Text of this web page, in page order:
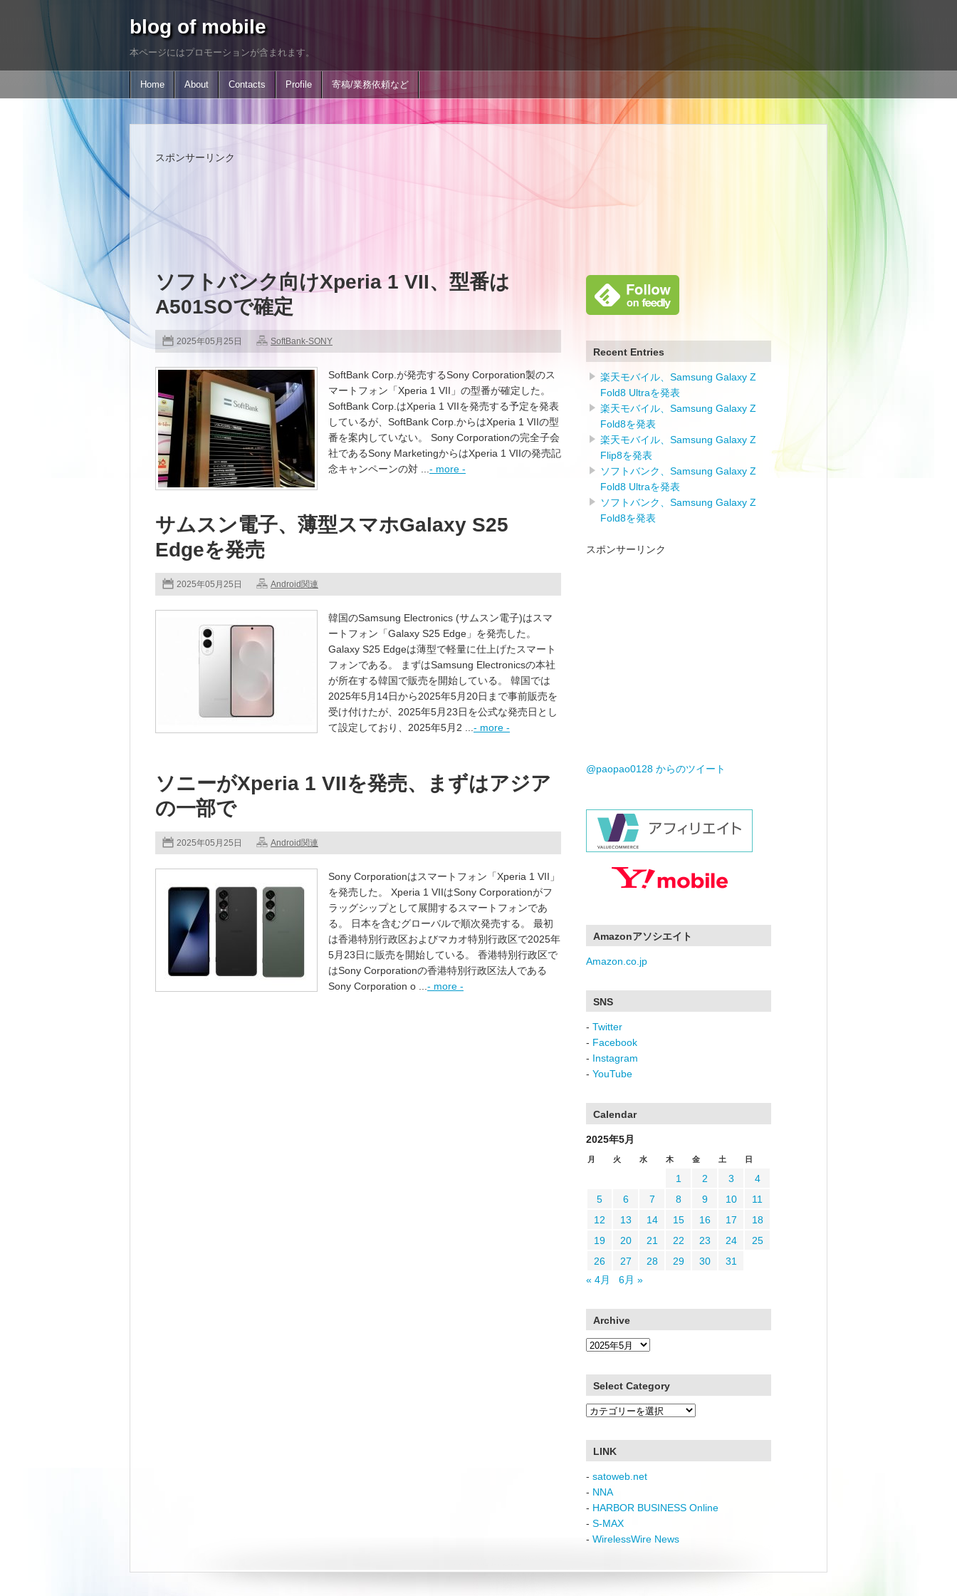
blog of mobile
本ページにはプロモーションが含まれます。
Home About Contacts Profile 寄稿/業務依頼など
スポンサーリンク
ソフトバンク向けXperia 1 VII、型番は
A501SOで確定
2025年05月25日 SoftBank-SONY
SoftBank Corp.が発売するSony Corporation製のス
マートフォン「Xperia 1 VII」の型番が確定した。
SoftBank Corp.はXperia 1 VIIを発売する予定を発表
しているが、SoftBank Corp.からはXperia 1 VIIの型
番を案内していない。 Sony Corporationの完全子会
社であるSony MarketingからはXperia 1 VIIの発売記
念キャンペーンの対 ... - more -
サムスン電子、薄型スマホGalaxy S25
Edgeを発売
2025年05月25日 Android関連
韓国のSamsung Electronics (サムスン電子)はスマ
ートフォン「Galaxy S25 Edge」を発売した。
Galaxy S25 Edgeは薄型で軽量に仕上げたスマート
フォンである。 まずはSamsung Electronicsの本社
が所在する韓国で販売を開始している。 韓国では
2025年5月14日から2025年5月20日まで事前販売を
受け付けたが、2025年5月23日を公式な発売日とし
て設定しており、2025年5月2 ... - more -
ソニーがXperia 1 VIIを発売、まずはアジア
の一部で
2025年05月25日 Android関連
Sony Corporationはスマートフォン「Xperia 1 VII」
を発売した。 Xperia 1 VIIはSony Corporationがフ
ラッグシップとして展開するスマートフォンであ
る。 日本を含むグローバルで順次発売する。 最初
は香港特別行政区およびマカオ特別行政区で2025年
5月23日に販売を開始している。 香港特別行政区で
はSony Corporationの香港特別行政区法人である
Sony Corporation o ... - more -
Recent Entries
楽天モバイル、Samsung Galaxy Z
Fold8 Ultraを発表
楽天モバイル、Samsung Galaxy Z
Fold8を発表
楽天モバイル、Samsung Galaxy Z
Flip8を発表
ソフトバンク、Samsung Galaxy Z
Fold8 Ultraを発表
ソフトバンク、Samsung Galaxy Z
Fold8を発表
スポンサーリンク
@paopao0128 からのツイート
Amazonアソシエイト
Amazon.co.jp
SNS
- Twitter
- Facebook
- Instagram
- YouTube
Calendar
2025年5月
月 火 水 木 金 土 日
1 2 3
4
5
6 7 8 9 10
11
12
13 14 15 16 17
18
19
20 21 22 23 24
25
26
27 28 29 30
31
« 4月
6月 »
Archive
Archive
Select Category
Select
LINK
- satoweb.net
- NNA
- HARBOR BUSINESS Online
- S-MAX
- WirelessWire News